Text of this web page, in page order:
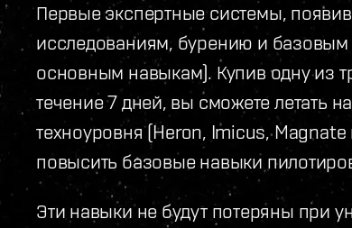
Первые экспертные системы,
исследованиям, бурению и базовым
основным навыкам). Купив одну из
течение 7 дней, вы сможете летать
техноуровня (Heron, Imicus,
повысить базовые навыки
Эти навыки не будут потеряны при